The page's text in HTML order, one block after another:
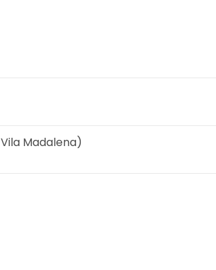
Madalena)